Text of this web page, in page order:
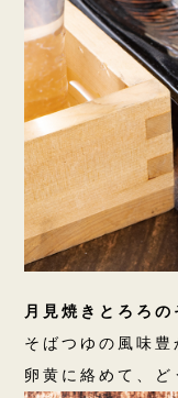
月見焼きとろろ
そばつゆの風味
卵黄に絡めて、ど